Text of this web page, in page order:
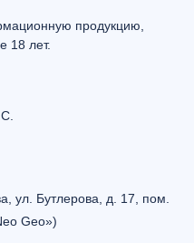
продукцию,
18 лет.
ул. Бутлерова, д. 17, пом.
Geo»)